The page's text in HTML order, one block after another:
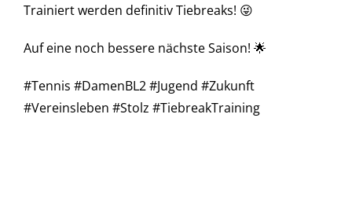
Trainiert werden definitiv Tiebreaks! 😜
Auf eine noch bessere nächste Saison! 🌟
#Tennis #DamenBL2 #Jugend #Zukunft
#Vereinsleben #Stolz #TiebreakTraining